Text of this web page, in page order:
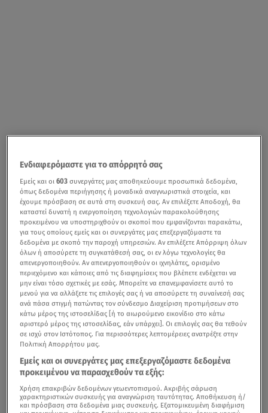
Ενδιαφερόμαστε για το απόρρητό σας
Εμείς και οι603 συνεργάτες μας αποθηκεύουμε προσωπικά δεδομένα,
όπως δεδομένα περιήγησης ή μοναδικά αναγνωριστικά στοιχεία, και
έχουμε πρόσβαση σε αυτά στη συσκευή σας. Αν επιλέξετε Αποδοχή, θα
καταστεί δυνατή η ενεργοποίηση τεχνολογιών παρακολούθησης
προκειμένου να υποστηριχθούν οι σκοποί που εμφανίζονται παρακάτω,
για τους οποίους εμείς και οι συνεργάτες μας επεξεργαζόμαστε τα
δεδομένα με σκοπό την παροχή υπηρεσιών. Αν επιλέξετε Απόρριψη όλων
όλων ή αποσύρετε τη συγκατάθεσή σας, οι εν λόγω τεχνολογίες θα
απενεργοποιηθούν. Αν απενεργοποιηθούν οι ιχνηλάτες, ορισμένο
περιεχόμενο και κάποιες από τις διαφημίσεις που βλέπετε ενδέχεται να
μην είναι τόσο σχετικές με εσάς. Μπορείτε να επανεμφανίσετε αυτό το
μενού για να αλλάξετε τις επιλογές σας ή να αποσύρετε τη συναίνεσή σας
ανά πάσα στιγμή πατώντας τον σύνδεσμο Διαχείριση προτιμήσεων στο
κάτω μέρος της ιστοσελίδας [ή το αιωρούμενο εικονίδιο στο κάτω
αριστερό μέρος της ιστοσελίδας, εάν υπάρχει]. Οι επιλογές σας θα τεθούν
σε ισχύ στον Ιστότοπος. Για περισσότερες λεπτομέρειες ανατρέξτε στην
Πολιτική Απορρήτου μας.
Εμείς και οι συνεργάτες μας επεξεργαζόμαστε δεδομένα
προκειμένου να παρασχεθούν τα εξής:
Χρήση επακριβών δεδομένων γεωεντοπισμού. Ακριβής σάρωση
χαρακτηριστικών συσκευής για αναγνώριση ταυτότητας. Αποθήκευση ή/
και πρόσβαση στα δεδομένα μιας συσκευής. Εξατομικευμένη διαφήμιση